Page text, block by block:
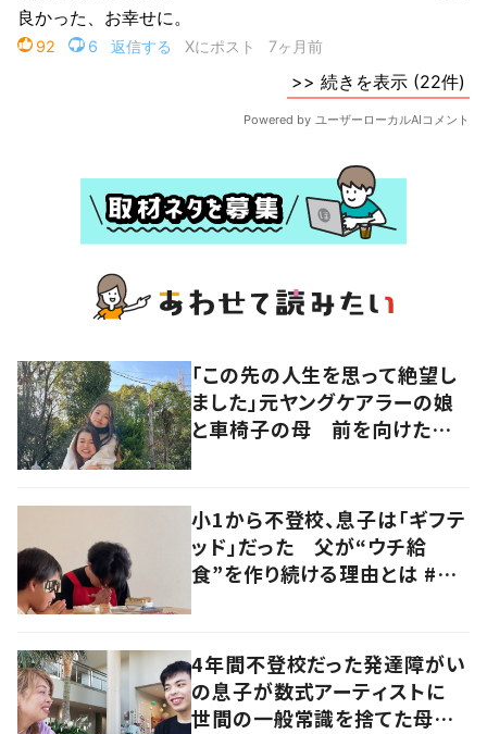
「この先の人生を思って絶望し
ました」元ヤングケアラーの娘
と車椅子の母 前を向けたきっ
小1から不登校、息子は「ギフテ
ッド」だった 父が“ウチ給
食”を作り続ける理由とは #令
4年間不登校だった発達障がい
の息子が数式アーティストに
世間の一般常識を捨てた母子